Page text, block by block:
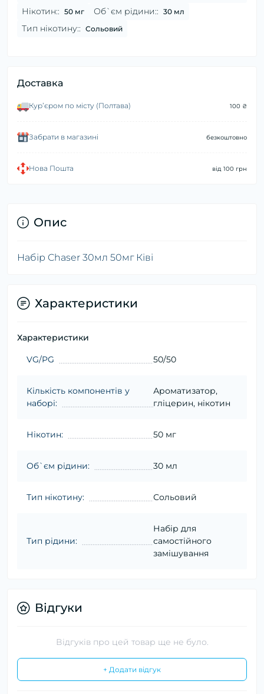
Нікотин:: 50 мг Об`єм рідини:: 30 мл
Тип нікотину:: Сольовий
Доставка
Курʼєром по місту (Полтава) 100 ₴
Забрати в магазині безкоштовно
Нова Пошта від 100 грн
Опис
Набір Chaser 30мл 50мг Ківі
Характеристики
Характеристики
VG/PG 50/50
Кількість компонентів у
наборі:
Ароматизатор,
гліцерин, нікотин
Нікотин: 50 мг
Об`єм рідини: 30 мл
Тип нікотину: Сольовий
Тип рідини:
Набір для
самостійного
замішування
Відгуки
Відгуків про цей товар ще не було.
+ Додати відгук